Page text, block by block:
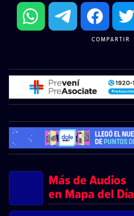
COMPARTIR
Más de Audios
en Mapa del Día